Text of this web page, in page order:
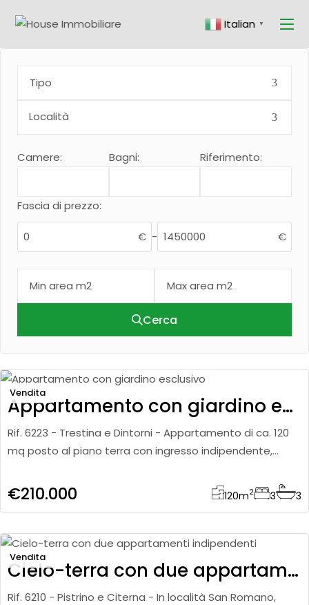
the Italian ▼
Tipo
Camere: Bagni: Riferimento:
Fascia di prezzo:
€ - €
Cerca
Vendita
Appartamento con giardino esclusivo
Rif. 6223 - Trestina e Dintorni - Appartamento di ca. 120
mq posto al piano terra con ingresso indipendente,
cerca c
€210.000 120m2 3 3
Vendita
Cielo-terra con due appartamenti indipendenti
Rif. 6210 - Pistrino e Citerna - In località San Romano,